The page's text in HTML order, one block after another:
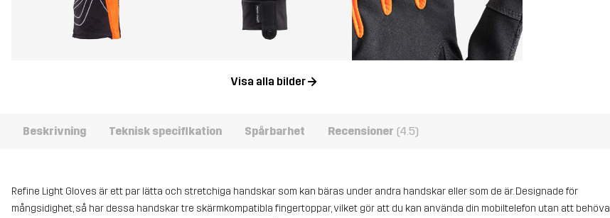
Visa alla bilder
Beskrivning Teknisk specifikation Spårbarhet Recensioner (4.5)
Refine Light Gloves är ett par lätta och stretchiga handskar som kan bäras under andra handskar eller som de är. Designade för
mångsidighet, så har dessa handskar tre skärmkompatibla fingertoppar, vilket gör att du kan använda din mobiltelefon utan att behöva